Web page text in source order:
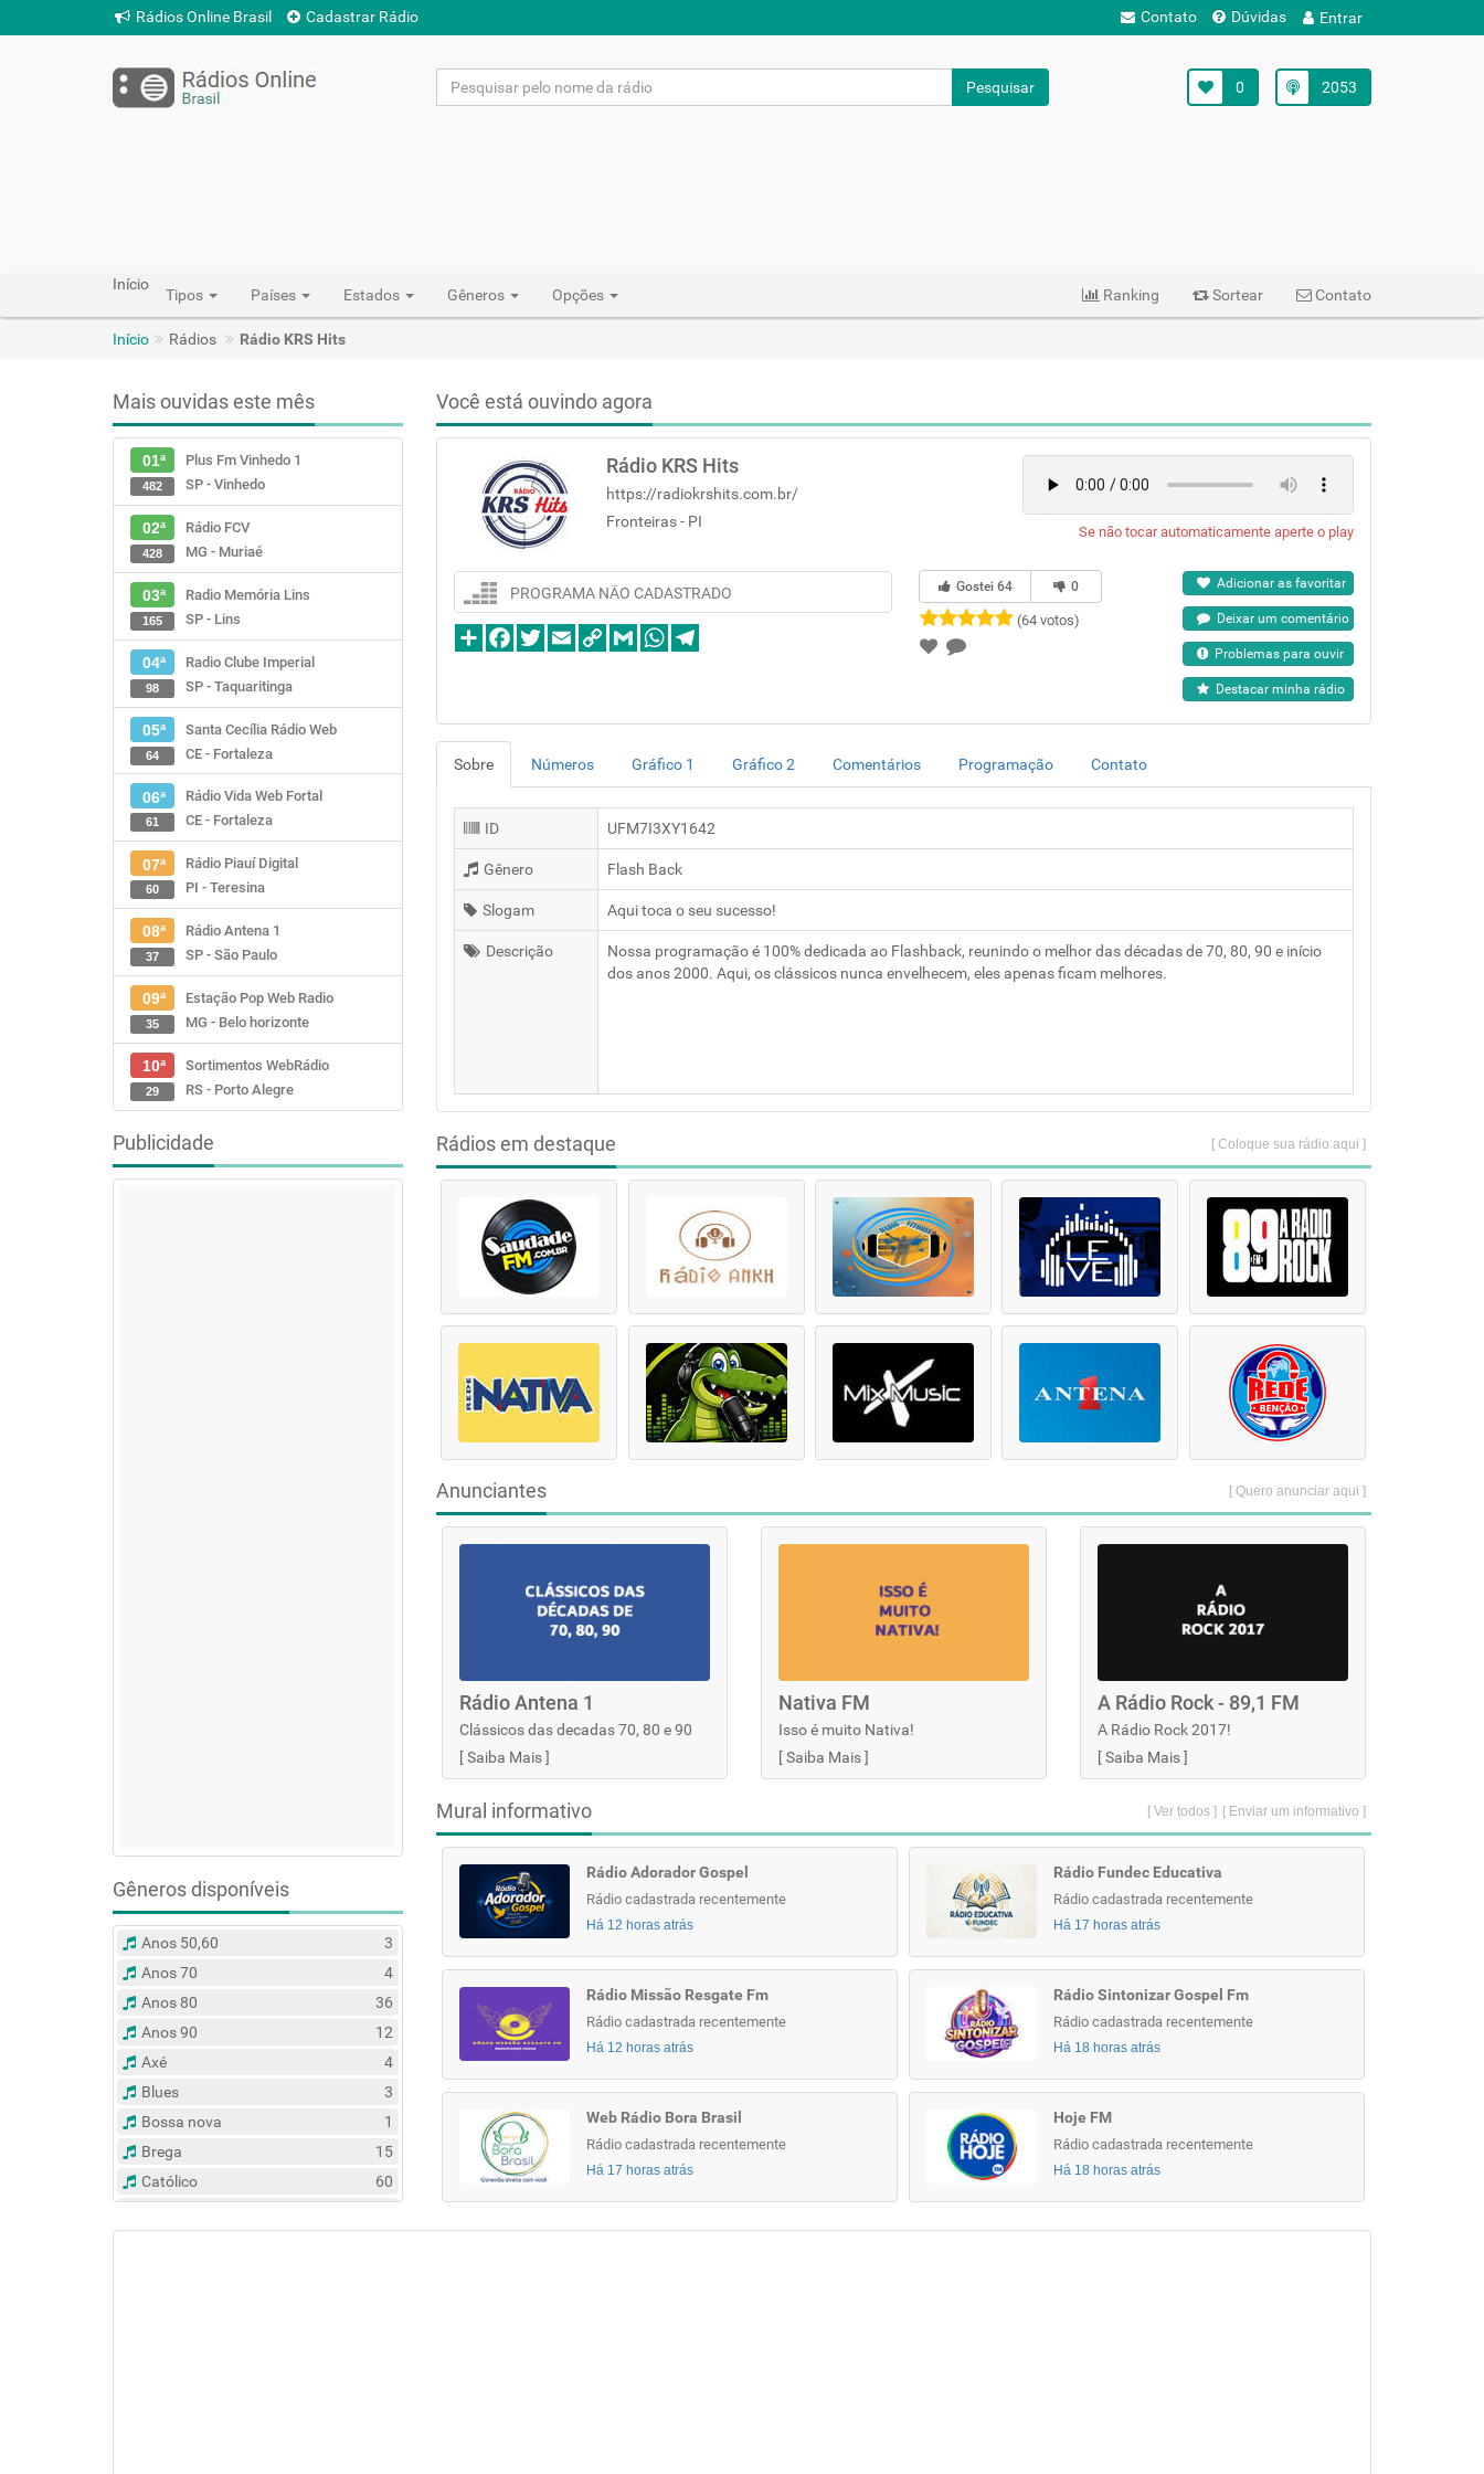
Rádios Online Brasil Cadastrar Rádio Contato Dúvidas Entrar
Pesquisar 2053
0
Início
Tipos Países Estados Gêneros Opções Ranking Sortear Contato
Início Rádios Rádio KRS Hits
Mais ouvidas este mês
01ª
Plus Fm Vinhedo 1
SP - Vinhedo
482
02ª
Rádio FCV
MG - Muriaé
428
03ª
Radio Memória Lins
SP - Lins
165
04ª
Radio Clube Imperial
SP - Taquaritinga
98
05ª
Santa Cecília Rádio Web
CE - Fortaleza
64
06ª
Rádio Vida Web Fortal
CE - Fortaleza
61
07ª
Rádio Piauí Digital
PI - Teresina
60
08ª
Rádio Antena 1
SP - São Paulo
37
09ª
Estação Pop Web Radio
MG - Belo horizonte
35
10ª
Sortimentos WebRádio
RS - Porto Alegre
29
Publicidade
Gêneros disponíveis
Anos 50,60
3
Anos 70
4
Anos 80
36
Anos 90
12
Axé
4
Blues
3
Bossa nova
1
Brega
15
Católico
60
Você está ouvindo agora
Rádio KRS Hits
https://radiokrshits.com.br/
Fronteiras - PI
Se não tocar automaticamente aperte o play
PROGRAMA NÃO CADASTRADO Gostei 64 0
(64 votos)
Adicionar as favoritar
Deixar um comentário
Problemas para ouvir
Destacar minha rádio
Sobre Números Gráfico 1 Gráfico 2 Comentários Programação Contato
ID UFM7I3XY1642
Gênero Flash Back
Slogam Aqui toca o seu sucesso!
Descrição
Nossa programação é 100% dedicada ao Flashback, reunindo o melhor das décadas de 70, 80, 90 e início
dos anos 2000. Aqui, os clássicos nunca envelhecem, eles apenas ficam melhores.
Rádios em destaque [ Coloque sua rádio aqui ]
Anunciantes [ Quero anunciar aqui ]
Rádio Antena 1
Clássicos das decadas 70, 80 e 90
[Saiba Mais]
Nativa FM
Isso é muito Nativa!
[Saiba Mais]
A Rádio Rock - 89,1 FM
A Rádio Rock 2017!
[Saiba Mais]
Mural informativo [ Enviar um informativo ]
[ Ver todos ]
Rádio Adorador Gospel
Rádio cadastrada recentemente
Há 12 horas atrás
Rádio Fundec Educativa
Rádio cadastrada recentemente
Há 17 horas atrás
Rádio Missão Resgate Fm
Rádio cadastrada recentemente
Há 12 horas atrás
Rádio Sintonizar Gospel Fm
Rádio cadastrada recentemente
Há 18 horas atrás
Web Rádio Bora Brasil
Rádio cadastrada recentemente
Há 17 horas atrás
Hoje FM
Rádio cadastrada recentemente
Há 18 horas atrás